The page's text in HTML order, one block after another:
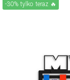
-30% tylko teraz 🔥